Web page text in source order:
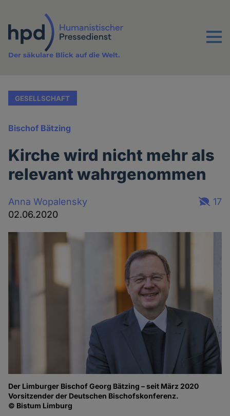
Inhalt
Menu
Der säkulare Blick auf die Welt.
GESELLSCHAFT
Bischof Bätzing
Kirche wird nicht mehr als
relevant wahrgenommen
Anna Wopalensky
02.06.2020
17
Der Limburger Bischof Georg Bätzing – seit März 2020
Vorsitzender der Deutschen Bischofskonferenz.
© Bistum Limburg